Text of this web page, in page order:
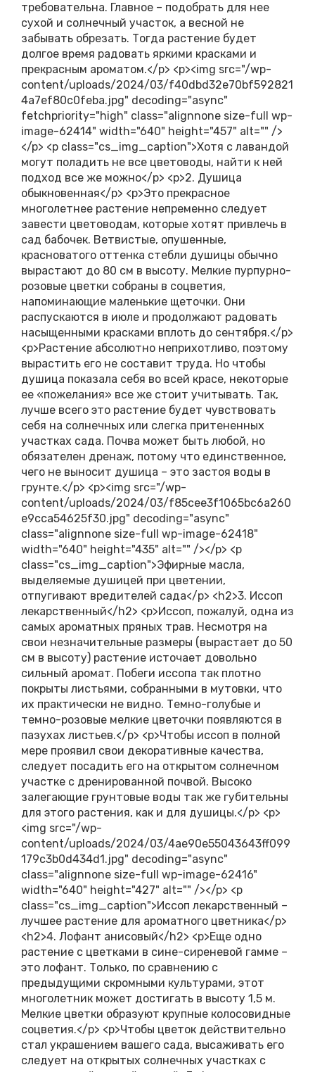
требовательна. Главное – подобрать для нее
сухой и солнечный участок, а весной не
забывать обрезать. Тогда растение будет
долгое время радовать яркими красками и
прекрасным ароматом.</p> <p><img src="/wp-
content/uploads/2024/03/f40dbd32e70bf592821
4a7ef80c0feba.jpg" decoding="async"
fetchpriority="high" class="alignnone size-full wp-
image-62414" width="640" height="457" alt="" />
</p> <p class="cs_img_caption">Хотя с лавандой
могут поладить не все цветоводы, найти к ней
подход все же можно</p> <p>2. Душица
обыкновенная</p> <p>Это прекрасное
многолетнее растение непременно следует
завести цветоводам, которые хотят привлечь в
сад бабочек. Ветвистые, опушенные,
красноватого оттенка стебли душицы обычно
вырастают до 80 см в высоту. Мелкие пурпурно-
розовые цветки собраны в соцветия,
напоминающие маленькие щеточки. Они
распускаются в июле и продолжают радовать
насыщенными красками вплоть до сентября.</p>
<p>Растение абсолютно неприхотливо, поэтому
вырастить его не составит труда. Но чтобы
душица показала себя во всей красе, некоторые
ее «пожелания» все же стоит учитывать. Так,
лучше всего это растение будет чувствовать
себя на солнечных или слегка притененных
участках сада. Почва может быть любой, но
обязателен дренаж, потому что единственное,
чего не выносит душица – это застоя воды в
грунте.</p> <p><img src="/wp-
content/uploads/2024/03/f85cee3f1065bc6a260
e9cca54625f30.jpg" decoding="async"
class="alignnone size-full wp-image-62418"
width="640" height="435" alt="" /></p> <p
class="cs_img_caption">Эфирные масла,
выделяемые душицей при цветении,
отпугивают вредителей сада</p> <h2>3. Иссоп
лекарственный</h2> <p>Иссоп, пожалуй, одна из
самых ароматных пряных трав. Несмотря на
свои незначительные размеры (вырастает до 50
см в высоту) растение источает довольно
сильный аромат. Побеги иссопа так плотно
покрыты листьями, собранными в мутовки, что
их практически не видно. Темно-голубые и
темно-розовые мелкие цветочки появляются в
пазухах листьев.</p> <p>Чтобы иссоп в полной
мере проявил свои декоративные качества,
следует посадить его на открытом солнечном
участке с дренированной почвой. Высоко
залегающие грунтовые воды так же губительны
для этого растения, как и для душицы.</p> <p>
<img src="/wp-
content/uploads/2024/03/4ae90e55043643ff099
179c3b0d434d1.jpg" decoding="async"
class="alignnone size-full wp-image-62416"
width="640" height="427" alt="" /></p> <p
class="cs_img_caption">Иссоп лекарственный –
лучшее растение для ароматного цветника</p>
<h2>4. Лофант анисовый</h2> <p>Еще одно
растение с цветками в сине-сиреневой гамме –
это лофант. Только, по сравнению с
предыдущими скромными культурами, этот
многолетник может достигать в высоту 1,5 м.
Мелкие цветки образуют крупные колосовидные
соцветия.</p> <p>Чтобы цветок действительно
стал украшением вашего сада, высаживать его
следует на открытых солнечных участках с